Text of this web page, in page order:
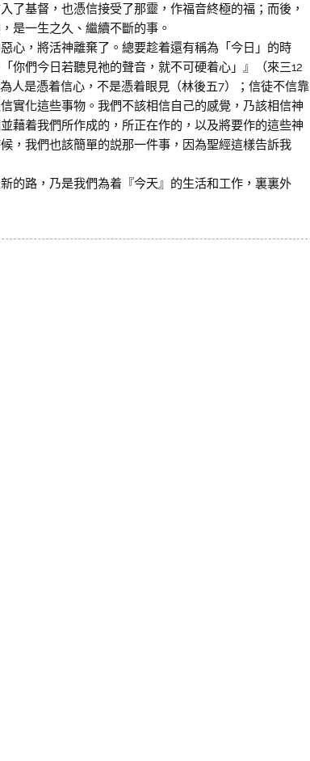
了基督，也憑信接受了那靈，作福音終極的福；而後，
是一生之久、繼續不斷的事。
，將活神離棄了。總要趁着還有稱為「今日」的時
你們今日若聽見祂的聲音，就不可硬着心」』（來三12
人是憑着信心，不是憑着眼見（林後五7）；信徒不信靠
實化這些事物。我們不該相信自己的感覺，乃該相信神
藉着我們所作成的，所正在作的，以及將要作的這些神
，我們也該簡單的説那一件事，因為聖經這樣告訴我
路，乃是我們為着『今天』的生活和工作，裏裏外